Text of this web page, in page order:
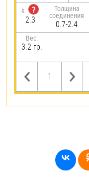
k
?
2.3
Толщина
соединения
0.7-2.4
Вес:
3.2 гр.